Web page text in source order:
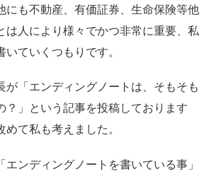
にも不動産、有価証券、生命保険等他
は人により様々でかつ非常に重要、私
いていくつもりです。
が「エンディングノートは、そもそも
？」という記事を投稿しております
めて私も考えました。
エンディングノートを書いている事」